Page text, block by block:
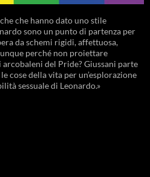
che hanno dato uno stile
sono un punto di partenza per
da schemi rigidi, affettuosa,
perché non proiettare
del Pride? Giussani parte
cose della vita per un’esplorazione
sessuale di Leonardo.»